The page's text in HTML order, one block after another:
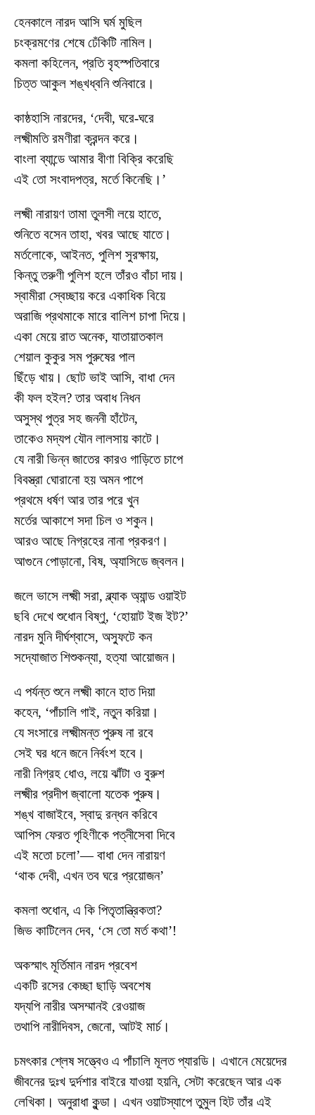
হেনকালে নারদ আসি ঘর্ম মুছিল
চংক্রমণের শেষে ঢেঁকিটি নামিল।
কমলা কহিলেন, প্রতি বৃহস্পতিবারে
চিত্ত আকুল শঙ্খধ্বনি শুনিবারে।
কাষ্ঠহাসি নারদের, ‘দেবী, ঘরে-ঘরে
লক্ষ্মীমতি রমণীরা ক্রন্দন করে।
বাংলা ব্যান্ডে আমার বীণা বিক্রি করেছি
এই তো সংবাদপত্র, মর্তে কিনেছি।’
লক্ষ্মী নারায়ণ তামা তুলসী লয়ে হাতে,
শুনিতে বসেন তাহা, খবর আছে যাতে।
মর্তলোকে, আইনত, পুলিশ সুরক্ষায়,
কিন্তু তরুণী পুলিশ হলে তাঁরও বাঁচা দায়।
স্বামীরা স্বেচ্ছায় করে একাধিক বিয়ে
অরাজি প্রথমাকে মারে বালিশ চাপা দিয়ে।
একা মেয়ে রাত অনেক, যাতায়াতকাল
শেয়াল কুকুর সম পুরুষের পাল
ছিঁড়ে খায়। ছোট ভাই আসি, বাধা দেন
কী ফল হইল? তার অবাধ নিধন
অসুস্থ পুত্র সহ জননী হাঁটেন,
তাকেও মদ্যপ যৌন লালসায় কাটে।
যে নারী ভিন্ন জাতের কারও গাড়িতে চাপে
বিবস্ত্রা ঘোরানো হয় অমন পাপে
প্রথমে ধর্ষণ আর তার পরে খুন
মর্তের আকাশে সদা চিল ও শকুন।
আরও আছে নিগ্রহের নানা প্রকরণ।
আগুনে পোড়ানো, বিষ, অ্যাসিডে জ্বলন।
জলে ভাসে লক্ষ্মী সরা, ব্ল্যাক অ্যান্ড ওয়াইট
ছবি দেখে শুধোন বিষ্ণু, ‘হোয়াট ইজ ইট?’
নারদ মুনি দীর্ঘশ্বাসে, অস্ফুটে কন
সদ্যোজাত শিশুকন্যা, হত্যা আয়োজন।
এ পর্যন্ত শুনে লক্ষ্মী কানে হাত দিয়া
কহেন, ‘পাঁচালি গাই, নতুন করিয়া।
যে সংসারে লক্ষ্মীমন্ত পুরুষ না রবে
সেই ঘর ধনে জনে নির্বংশ হবে।
নারী নিগ্রহ ধোও, লয়ে ঝাঁটা ও বুরুশ
লক্ষ্মীর প্রদীপ জ্বালো যতেক পুরুষ।
শঙ্খ বাজাইবে, স্বাদু রন্ধন করিবে
আপিস ফেরত গৃহিণীকে পত্নীসেবা দিবে
এই মতো চলো’— বাধা দেন নারায়ণ
‘থাক দেবী, এখন তব ঘরে প্রয়োজন’
কমলা শুধোন, এ কি পিতৃতান্ত্রিকতা?
জিভ কাটিলেন দেব, ‘সে তো মর্ত কথা’!
অকস্মাৎ মূর্তিমান নারদ প্রবেশ
একটি রসের কেচ্ছা ছাড়ি অবশেষ
যদ্যপি নারীর অসম্মানই রেওয়াজ
তথাপি নারীদিবস, জেনো, আটই মার্চ।
চমৎকার শ্লেষ সত্ত্বেও এ পাঁচালি মূলত প্যারডি। এখানে মেয়েদের
জীবনের দুঃখ দুর্দশার বাইরে যাওয়া হয়নি, সেটা করেছেন আর এক
লেখিকা। অনুরাধা কুন্ডা। এখন ওয়াটস্যাপে তুমুল হিট তাঁর এই